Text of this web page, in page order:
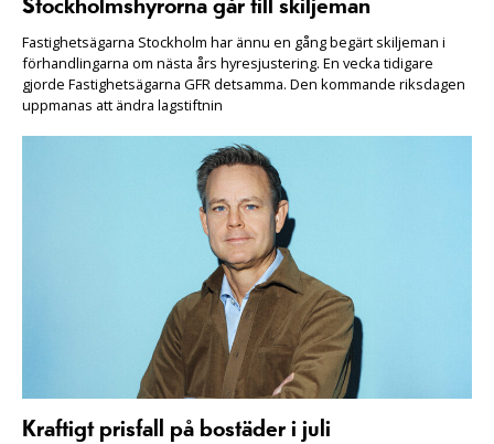
Stockholmshyrorna går till skiljeman
Fastighetsägarna Stockholm har ännu en gång begärt skiljeman i
förhandlingarna om nästa års hyresjustering. En vecka tidigare
gjorde Fastighetsägarna GFR detsamma. Den kommande riksdagen
uppmanas att ändra lagstiftnin
Kraftigt prisfall på bostäder i juli